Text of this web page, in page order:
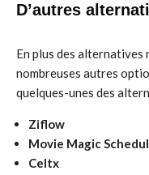
D’autres
En plus des alternatives
nombreuses autres
quelques-unes des
Ziflow
Movie Magic
Celtx